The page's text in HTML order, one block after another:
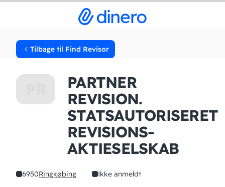
Tilbage til Find Revisor
PARTNER
REVISION.
STATSAUTORISERET
REVISIONS­
AKTIESELSKAB
6950Ringkøbing
Ikke anmeldt